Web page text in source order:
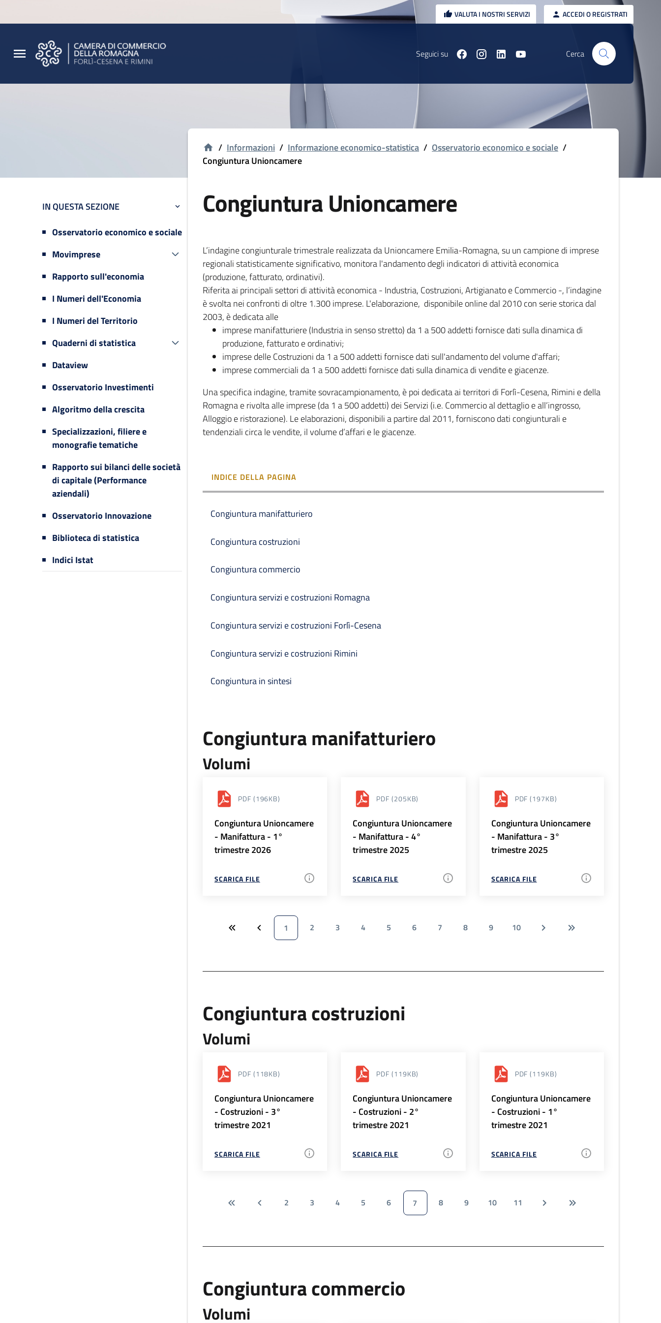
VALUTA I NOSTRI SERVIZI ACCEDI O REGISTRATI
Seguici su Cerca
IN QUESTA SEZIONE
Osservatorio economico e sociale
Movimprese
Rapporto sull'economia
I Numeri dell'Economia
I Numeri del Territorio
Quaderni di statistica
Dataview
Osservatorio Investimenti
Algoritmo della crescita
Specializzazioni, filiere e
monografie tematiche
Rapporto sui bilanci delle società
di capitale (Performance
aziendali)
Osservatorio Innovazione
Biblioteca di statistica
Indici Istat
/ Informazioni / Informazione economico-statistica / Osservatorio economico e sociale /
Congiuntura Unioncamere
Congiuntura Unioncamere
L’indagine congiunturale trimestrale realizzata da Unioncamere Emilia-Romagna, su un campione di imprese
regionali statisticamente significativo, monitora l'andamento degli indicatori di attività economica
(produzione, fatturato, ordinativi).
Riferita ai principali settori di attività economica - Industria, Costruzioni, Artigianato e Commercio -, l’indagine
è svolta nei confronti di oltre 1.300 imprese. L'elaborazione, disponibile online dal 2010 con serie storica dal
2003, è dedicata alle
imprese manifatturiere (Industria in senso stretto) da 1 a 500 addetti fornisce dati sulla dinamica di
produzione, fatturato e ordinativi;
imprese delle Costruzioni da 1 a 500 addetti fornisce dati sull'andamento del volume d'affari;
imprese commerciali da 1 a 500 addetti fornisce dati sulla dinamica di vendite e giacenze.
Una specifica indagine, tramite sovracampionamento, è poi dedicata ai territori di Forlì-Cesena, Rimini e della
Romagna e rivolta alle imprese (da 1 a 500 addetti) dei Servizi (i.e. Commercio al dettaglio e all’ingrosso,
Alloggio e ristorazione). Le elaborazioni, disponibili a partire dal 2011, forniscono dati congiunturali e
tendenziali circa le vendite, il volume d’affari e le giacenze.
INDICE DELLA PAGINA
Congiuntura manifatturiero
Congiuntura costruzioni
Congiuntura commercio
Congiuntura servizi e costruzioni Romagna
Congiuntura servizi e costruzioni Forlì-Cesena
Congiuntura servizi e costruzioni Rimini
Congiuntura in sintesi
Congiuntura manifatturiero
Volumi
PDF (196KB)
Congiuntura Unioncamere
- Manifattura - 1°
trimestre 2026
SCARICA FILE
PDF (205KB)
Congiuntura Unioncamere
- Manifattura - 4°
trimestre 2025
SCARICA FILE
PDF (197KB)
Congiuntura Unioncamere
- Manifattura - 3°
trimestre 2025
SCARICA FILE
1 2 3 4 5 6 7 8 9 10
Congiuntura costruzioni
Volumi
PDF (118KB)
Congiuntura Unioncamere
- Costruzioni - 3°
trimestre 2021
SCARICA FILE
PDF (119KB)
Congiuntura Unioncamere
- Costruzioni - 2°
trimestre 2021
SCARICA FILE
PDF (119KB)
Congiuntura Unioncamere
- Costruzioni - 1°
trimestre 2021
SCARICA FILE
2 3 4 5 6 7 8 9 10 11
Congiuntura commercio
Volumi